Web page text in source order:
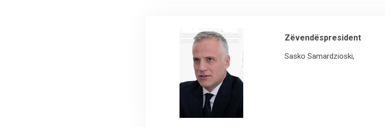
Zëvendëspresident
Sasko Samardzioski,